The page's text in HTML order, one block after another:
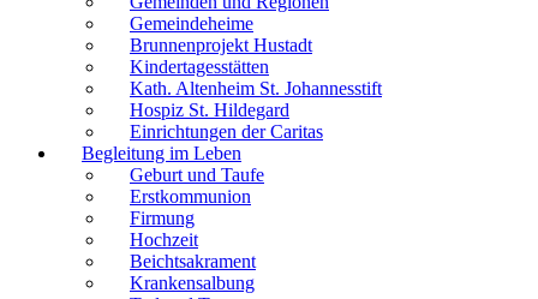
Gemeindeheime
Brunnenprojekt Hustadt
Kindertagesstätten
Kath. Altenheim St. Johannesstift
Hospiz St. Hildegard
Einrichtungen der Caritas
Begleitung im Leben
Geburt und Taufe
Erstkommunion
Firmung
Hochzeit
Beichtsakrament
Krankensalbung